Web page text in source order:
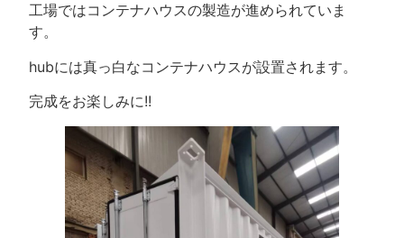
工場ではコンテナハウスの製造が進められていま
す。
hubには真っ白なコンテナハウスが設置されます。
完成をお楽しみに!!